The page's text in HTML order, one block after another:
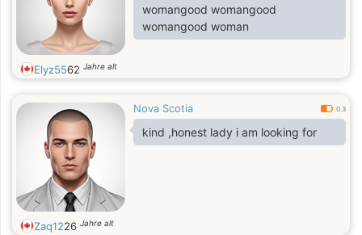
womangood womangood
womangood woman
Elyz5562 Jahre alt
Nova Scotia 0.3
kind ,honest lady i am looking for
Zaq1226 Jahre alt